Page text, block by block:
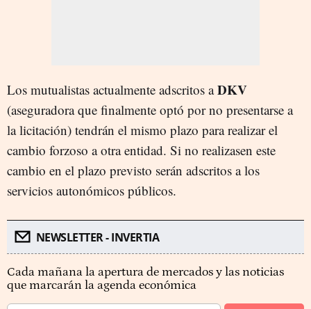
Los mutualistas actualmente adscritos aDKV
(aseguradora que finalmente optó por no presentarse a
la licitación) tendrán el mismo plazo para realizar el
cambio forzoso a otra entidad. Si no realizasen este
cambio en el plazo previsto serán adscritos a los
servicios autonómicos públicos.
NEWSLETTER - INVERTIA
Cada mañana la apertura de mercados y las noticias
que marcarán la agenda económica